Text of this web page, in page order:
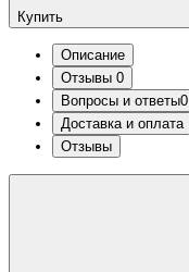
Купить
Описание
Отзывы 0
Вопросы и ответы0
Доставка и оплата
Отзывы